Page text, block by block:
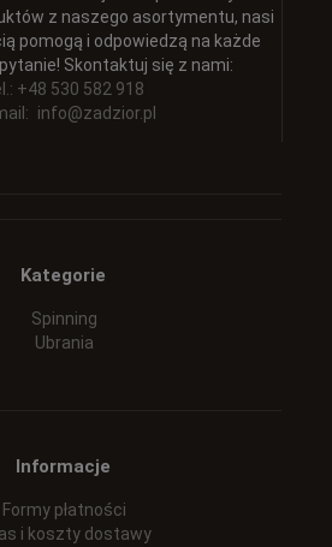
z naszego asortymentu, nasi
pomogą i odpowiedzą na każde
Skontaktuj się z nami:
+48 530 582 918
info@zadzior.pl
Kategorie
Spinning
Ubrania
Informacje
Formy płatności
i koszty dostawy